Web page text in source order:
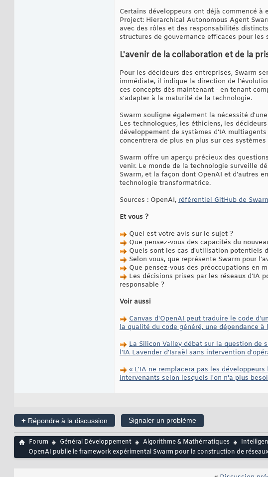
Certains développeurs ont déjà commencé
Project: Hierarchical Autonomous Agent
avec des rôles et des responsabilités
structures de gouvernance efficaces pour les
L'avenir de la collaboration et de la
Pour les décideurs des entreprises, Swarm
immédiate, il indique la direction de
ces concepts dès maintenant - en tenant
s'adapter à la maturité de la technologie.
Swarm souligne également la nécessité
Les technologues, les éthiciens, les
développement de systèmes d'IA
concentrera de plus en plus sur ces
Swarm offre un aperçu précieux des
venir. Le monde de la technologie surveille
Swarm, et la façon dont OpenAI et d'autres
technologie transformatrice.
Sources : OpenAI, référentiel GitHub de
Et vous ?
Quel est votre avis sur le sujet ?
Que pensez-vous des capacités du
Quels sont les cas d'utilisation potentiels
Selon vous, que représente Swarm pour
Que pensez-vous des préoccupations en
Les décisions prises par les réseaux d'IA
responsable ?
Voir aussi
Canvas d'OpenAI peut traduire le code
la qualité du code généré, une dépendance
La Silicon Valley débat sur la question de
l'IA Lavender d'Israël sans intervention
« L'IA ne remplacera pas les
intervenants selon lesquels l'on n'a plus
+ Répondre à la discussion Signaler un problème
Forum Général Développement Algorithme & Mathématiques
OpenAI publie le framework expérimental Swarm pour la construction de